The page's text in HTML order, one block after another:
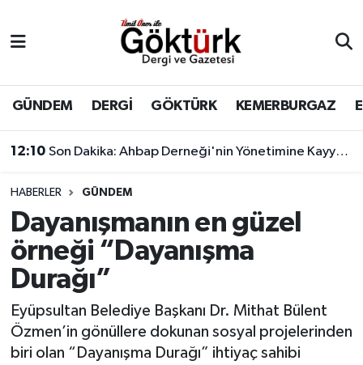
GÜNDEM DERGİ GÖKTÜRK KEMERBURGAZ
12:10 Son Dakika: Ahbap Derneği'nin Yönetimine Kayyum Atandı
HABERLER GÜNDEM
Dayanışmanın en güzel
örneği “Dayanışma
Durağı”
Eyüpsultan Belediye Başkanı Dr. Mithat Bülent
Özmen’in gönüllere dokunan sosyal projelerinden
biri olan “Dayanışma Durağı” ihtiyaç sahibi
BİLİM
DERGİ
DÜNYA
EĞİTİM
EKONOMİ
GÖKTÜRK
GÜNDEM
Eyüpsultan Hava Durumu
Eyüpsultan Trafik Yoğunluk Haritası
Süper Lig Puan Durumu ve Fikstür
Tüm Manşetler
Son Dakika Haberleri
Haber Arşivi